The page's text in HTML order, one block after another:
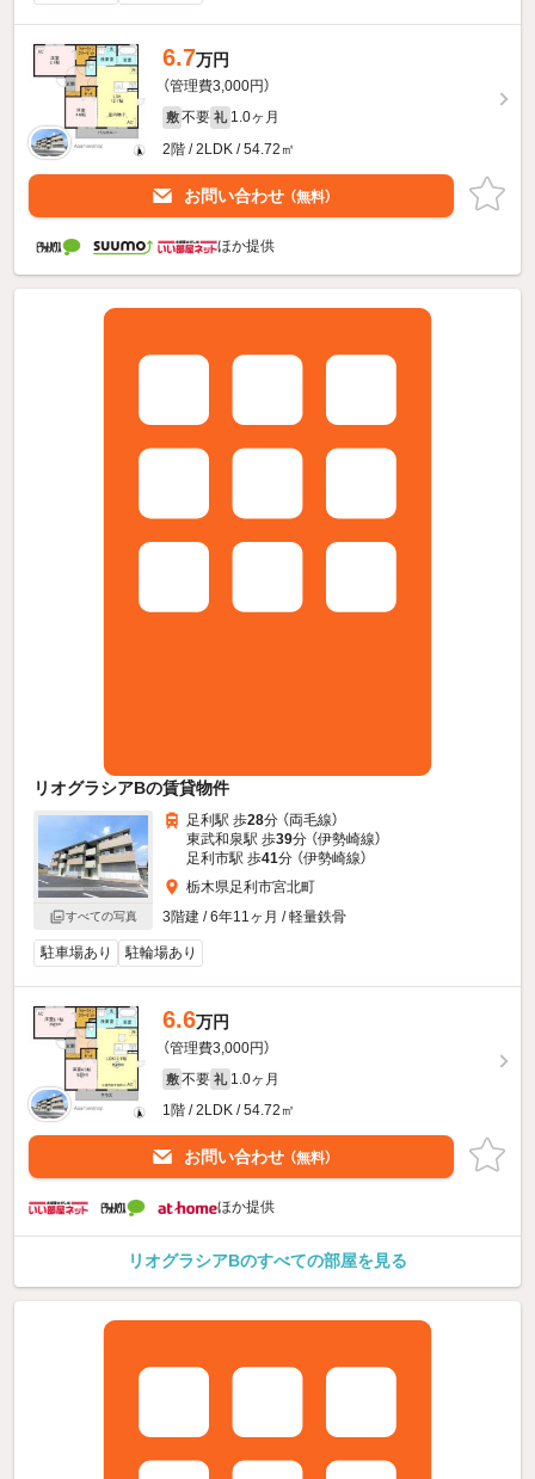
6.7万円
（管理費3,000円）
敷 不要 礼 1.0ヶ月
2階 / 2LDK / 54.72㎡
お問い合わせ （無料）
ほか提供
リオグラシアBの賃貸物件
すべての写真
足利駅 歩28分 （両毛線）
東武和泉駅 歩39分 （伊勢崎線）
足利市駅 歩41分 （伊勢崎線）
栃木県足利市宮北町
3階建 / 6年11ヶ月 / 軽量鉄骨
駐車場あり 駐輪場あり
6.6万円
（管理費3,000円）
敷 不要 礼 1.0ヶ月
1階 / 2LDK / 54.72㎡
お問い合わせ （無料）
ほか提供
リオグラシアBのすべての部屋を見る